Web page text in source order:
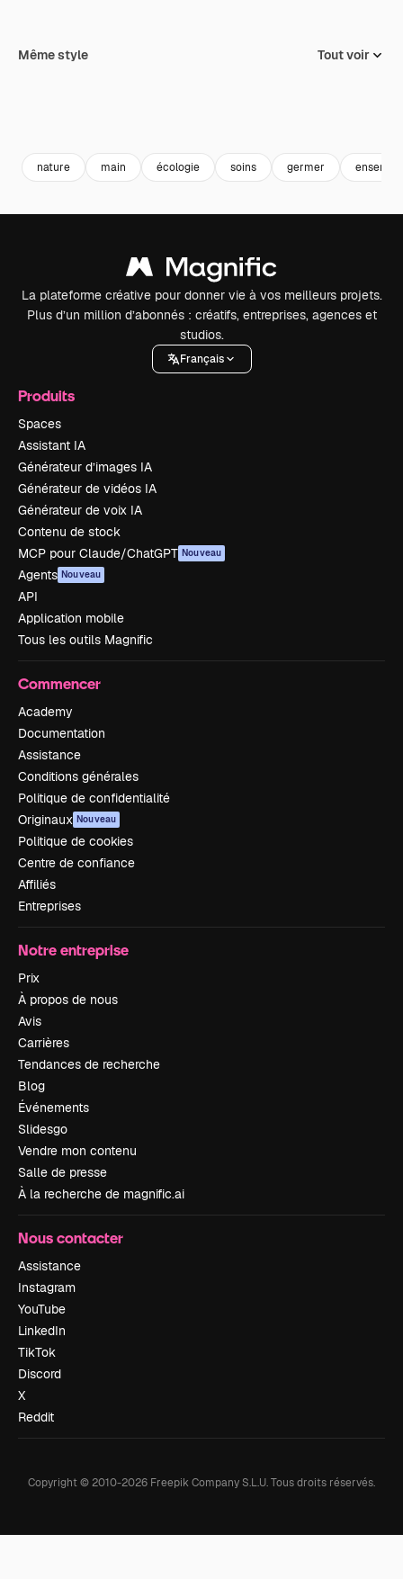
Même style Tout voir
nature main écologie soins germer
La plateforme créative pour donner vie à vos meilleurs projets.
Plus d’un million d’abonnés : créatifs, entreprises, agences et
studios.
Français
Produits
Spaces
Assistant IA
Générateur d’images IA
Générateur de vidéos IA
Générateur de voix IA
Contenu de stock
MCP pour Claude/ChatGPT Nouveau
Agents Nouveau
API
Application mobile
Tous les outils Magnific
Commencer
Academy
Documentation
Assistance
Conditions générales
Politique de confidentialité
Originaux Nouveau
Politique de cookies
Centre de confiance
Affiliés
Entreprises
Notre entreprise
Prix
À propos de nous
Avis
Carrières
Tendances de recherche
Blog
Événements
Slidesgo
Vendre mon contenu
Salle de presse
À la recherche de magnific.ai
Nous contacter
Assistance
Instagram
YouTube
LinkedIn
TikTok
Discord
X
Reddit
Copyright © 2010-2026 Freepik Company S.L.U.Tous droits réservés.